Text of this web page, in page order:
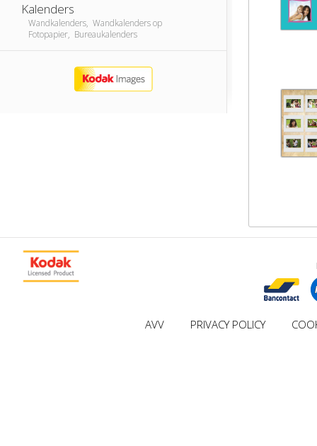
Kalenders
Wandkalenders, Wandkalenders op
Fotopapier, Bureaukalenders
AVV PRIVACY POLICY